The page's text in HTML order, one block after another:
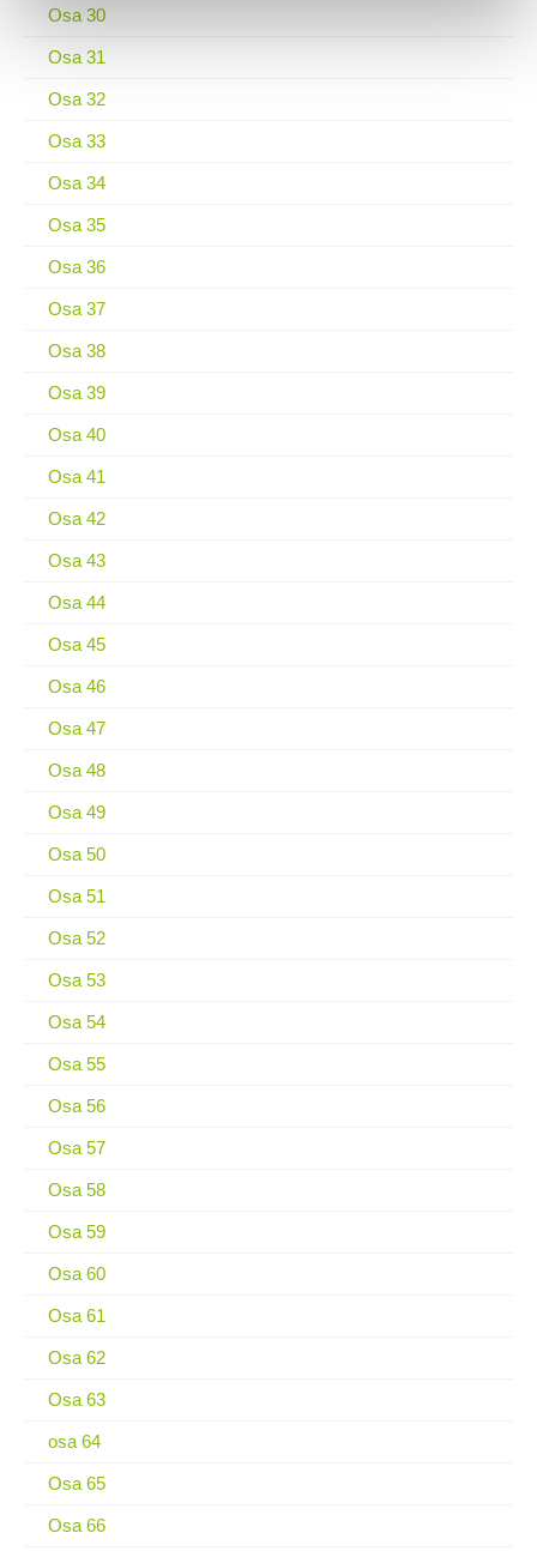
Osa 30
Osa 31
Osa 32
Osa 33
Osa 34
Osa 35
Osa 36
Osa 37
Osa 38
Osa 39
Osa 40
Osa 41
Osa 42
Osa 43
Osa 44
Osa 45
Osa 46
Osa 47
Osa 48
Osa 49
Osa 50
Osa 51
Osa 52
Osa 53
Osa 54
Osa 55
Osa 56
Osa 57
Osa 58
Osa 59
Osa 60
Osa 61
Osa 62
Osa 63
osa 64
Osa 65
Osa 66